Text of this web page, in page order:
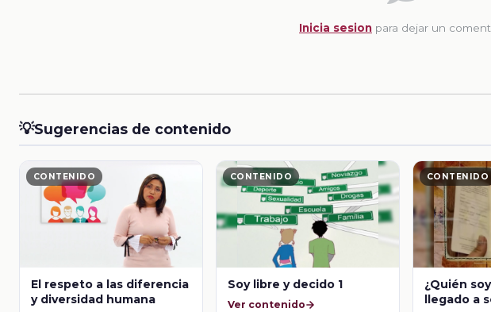
Inicia sesion para dejar un
💡Sugerencias de contenido
CONTENIDO
El respeto a las diferencia
y diversidad humana
CONTENIDO
Soy libre y decido 1
Ver contenido
CONTENIDO
¿Quién
llegado a